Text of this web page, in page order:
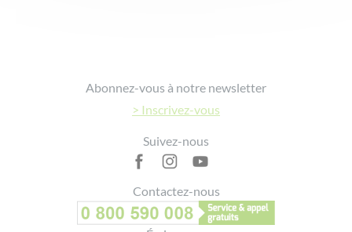
Abonnez-vous à notre newsletter
> Inscrivez-vous
Suivez-nous
Contactez-nous